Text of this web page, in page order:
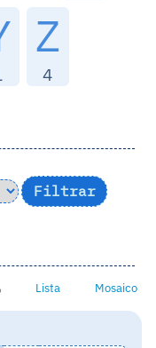
Z
4
Lista Mosaico